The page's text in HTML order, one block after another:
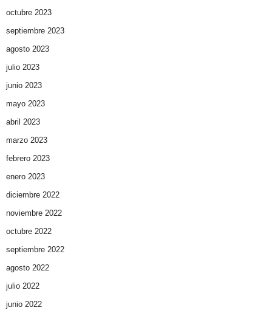
octubre 2023
septiembre 2023
agosto 2023
julio 2023
junio 2023
mayo 2023
abril 2023
marzo 2023
febrero 2023
enero 2023
diciembre 2022
noviembre 2022
octubre 2022
septiembre 2022
agosto 2022
julio 2022
junio 2022